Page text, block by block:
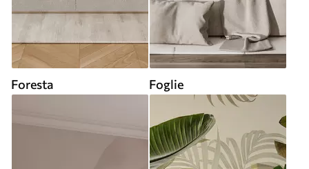
Foresta Foglie